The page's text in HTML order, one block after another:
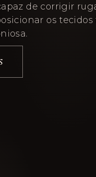
de corrigir
os tecidos